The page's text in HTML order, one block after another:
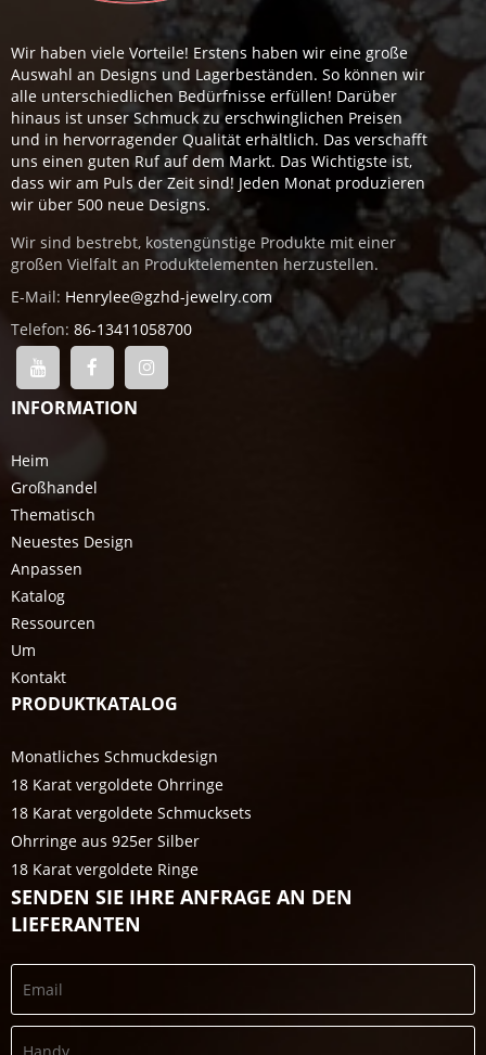
Wir haben viele Vorteile! Erstens haben wir eine große
Auswahl an Designs und Lagerbeständen. So können wir
alle unterschiedlichen Bedürfnisse erfüllen! Darüber
hinaus ist unser Schmuck zu erschwinglichen Preisen
und in hervorragender Qualität erhältlich. Das verschafft
uns einen guten Ruf auf dem Markt. Das Wichtigste ist,
dass wir am Puls der Zeit sind! Jeden Monat produzieren
wir über 500 neue Designs.
Wir sind bestrebt, kostengünstige Produkte mit einer
großen Vielfalt an Produktelementen herzustellen.
E-Mail: Henrylee@gzhd-jewelry.com
Telefon: 86-13411058700
INFORMATION
Heim
Großhandel
Thematisch
Neuestes Design
Anpassen
Katalog
Ressourcen
Um
Kontakt
PRODUKTKATALOG
Monatliches Schmuckdesign
18 Karat vergoldete Ohrringe
18 Karat vergoldete Schmucksets
Ohrringe aus 925er Silber
18 Karat vergoldete Ringe
SENDEN SIE IHRE ANFRAGE AN DEN
LIEFERANTEN